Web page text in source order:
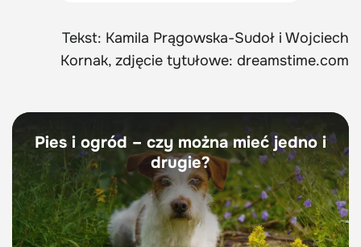
Tekst: Kamila Prągowska-Sudoł i Wojciech
Kornak, zdjęcie tytułowe: dreamstime.com
Pies i ogród – czy można mieć jedno i
drugie?